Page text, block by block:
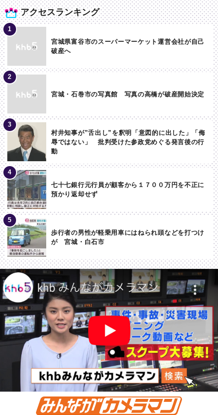
アクセスランキング
宮城県富谷市のスーパーマーケット運営会社が自己
破産へ
宮城・石巻市の写真館 写真の高橋が破産開始決定
村井知事が”舌出し”を釈明「意図的に出した」「侮
辱ではない」 批判受けた参政党めぐる発言後の行
動
七十七銀行元行員が顧客から１７００万円を不正に
預かり返却せず
歩行者の男性が軽乗用車にはねられ頭などを打つけ
が 宮城・白石市